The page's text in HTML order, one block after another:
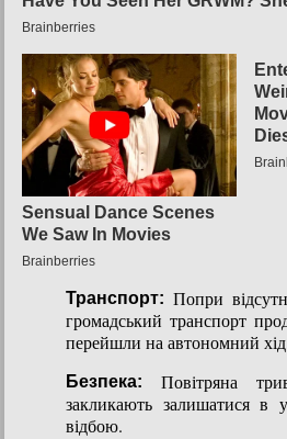
Транспорт: Попри
громадський транспорт
перейшли на автономний
Безпека:
Повітряна
закликають залишатися в
відбою.